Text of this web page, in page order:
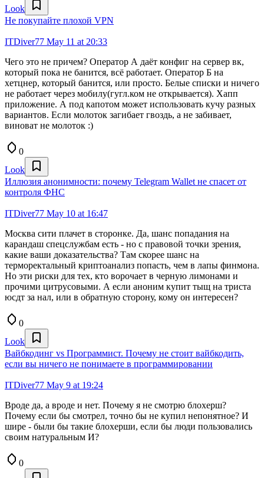
Look
Не покупайте плохой VPN
ITDiver77 May 11 at 20:33
Чего это не причем? Оператор А даёт конфиг на сервер вк,
который пока не банится, всё работает. Оператор Б на
хетцнер, который банится, или просто. Белые списки и ничего
не работает через мобилу(гугл.ком не открывается). Хапп
приложение. А под капотом может использовать кучу разных
вариантов. Если молоток загибает гвоздь, а не забивает,
виноват не молоток :)
0
Look
Иллюзия анонимности: почему Telegram Wallet не спасет от
контроля ФНС
ITDiver77 May 10 at 16:47
Москва сити плачет в сторонке. Да, шанс попадания на
карандаш спецслужбам есть - но с правовой точки зрения,
какие ваши доказательства? Там скорее шанс на
терморектальный криптоанализ попасть, чем в лапы финмона.
Но эти риски для тех, кто ворочает в черную лимонами и
прочими цитрусовыми. А если аноним купит тыщ на триста
юсдт за нал, или в обратную сторону, кому он интересен?
0
Look
Вайбкодинг vs Программист. Почему не стоит вайбкодить,
если вы ничего не понимаете в программировании
ITDiver77 May 9 at 19:24
Вроде да, а вроде и нет. Почему я не смотрю блохерш?
Почему если бы смотрел, точно бы не купил непонятное? И
шире - были бы такие блохерши, если бы люди пользовались
своим натуральным И?
0